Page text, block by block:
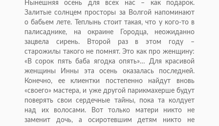
Нынешняя осень для всех нас – как подарок.
Залитые солнцем просторы за Волгой напоминают
о бабьем лете. Теплынь стоит такая, что у кого-то в
палисаднике, на окраине Городца, неожиданно
зацвела сирень. Второй раз в этом году –
старожилы такого не помнят. Это как про женщину:
«В сорок пять баба ягодка опять»… Для красивой
женщины Инны эта осень оказалась последней.
Конечно, ее клиентки постепенно найдут вновь
«своего» мастера, и уже другой парикмахерше будут
поверять свои сердечные тайны, пока та колдует
над их волосами. Вот только матери никто не
заменит дочь, а осиротевшим детям никто не